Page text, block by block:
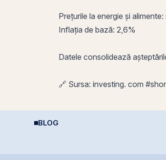
Prețurile la energie și alimente:
Inflația de bază: 2,6%
Datele consolidează
🔗 Sursa: investing. com
BLOG
Economia României în